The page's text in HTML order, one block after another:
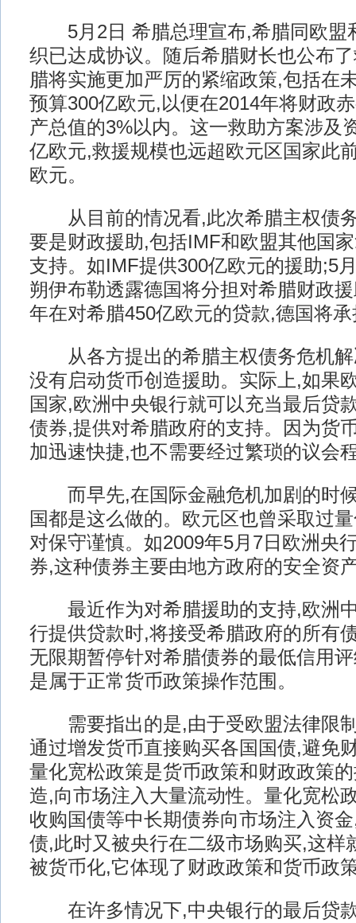
5月2日 希腊总理宣布,希腊同欧盟
织已达成协议。随后希腊财长也公布
腊将实施更加严厉的紧缩政策,包括在
预算300亿欧元,以便在2014年将财政
产总值的3%以内。这一救助方案涉及
亿欧元,救援规模也远超欧元区国家此
欧元。
从目前的情况看,此次希腊主权债
要是财政援助,包括IMF和欧盟其他国
支持。如IMF提供300亿欧元的援助;5
朔伊布勒透露德国将分担对希腊财政
年在对希腊450亿欧元的贷款,德国将
从各方提出的希腊主权债务危机解
没有启动货币创造援助。实际上,如果
国家,欧洲中央银行就可以充当最后贷
债券,提供对希腊政府的支持。因为货
加迅速快捷,也不需要经过繁琐的议会
而早先,在国际金融危机加剧的时
国都是这么做的。欧元区也曾采取过
对保守谨慎。如2009年5月7日欧洲央
券,这种债券主要由地方政府的安全资
最近作为对希腊援助的支持,欧洲
行提供贷款时,将接受希腊政府的所有
无限期暂停针对希腊债券的最低信用
是属于正常货币政策操作范围。
需要指出的是,由于受欧盟法律限
通过增发货币直接购买各国国债,避免
量化宽松政策是货币政策和财政政策
造,向市场注入大量流动性。量化宽松
收购国债等中长期债券向市场注入资
债,此时又被央行在二级市场购买,这样
被货币化,它体现了财政政策和货币政
在许多情况下,中央银行的最后贷